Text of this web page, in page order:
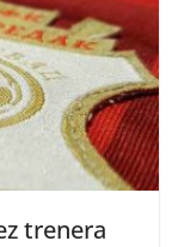
trenera